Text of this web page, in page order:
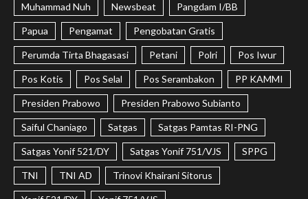
Muhammad Nuh Newsbeat Pangdam I/BB
Papua Pengamat Pengobatan Gratis
Perumda Tirta Bhagasasi Petani Polri Pos Iwur
Pos Kotis Pos Selal Pos Serambakon PP KAMMI
Presiden Prabowo Presiden Prabowo Subianto
Saiful Chaniago Satgas Satgas Pamtas RI-PNG
Satgas Yonif 521/DY Satgas Yonif 751/VJS SPPG
TNI TNI AD Trinovi Khairani Sitorus